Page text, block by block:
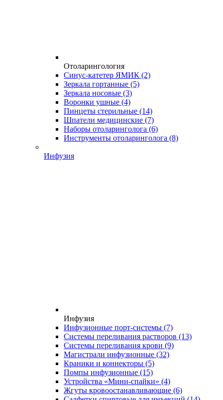
Отоларингология
Синус-катетер ЯМИК (2)
Зеркала гортанные (5)
Зеркала носовые (3)
Воронки ушные (4)
Пинцеты стерильные (14)
Шпатели медицинские (7)
Наборы отоларинголога (6)
Инструменты отоларинголога (8)
Инфузия
Инфузия
Инфузионные порт-системы (7)
Системы переливания растворов (13)
Системы переливания крови (9)
Магистрали инфузионные (32)
Краники и коннекторы (5)
Помпы инфузионные (15)
Устройства «Мини-спайки» (4)
Жгуты кровоостанавливающие (6)